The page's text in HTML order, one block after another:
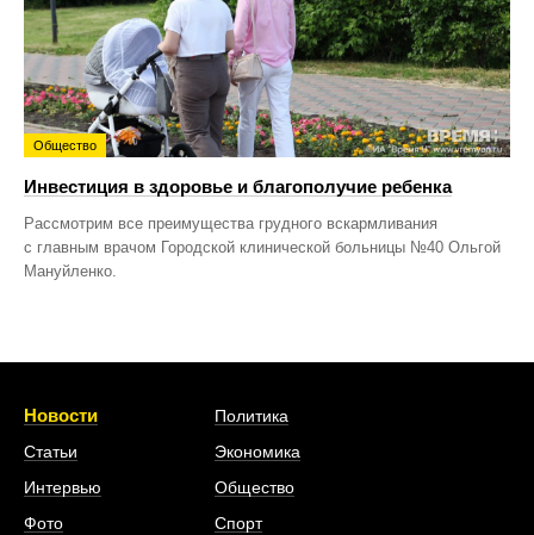
Общество
Инвестиция в здоровье и благополучие ребенка
Рассмотрим все преимущества грудного вскармливания
с главным врачом Городской клинической больницы №40 Ольгой
Мануйленко.
Новости
Статьи
Интервью
Фото
Политика
Экономика
Общество
Спорт